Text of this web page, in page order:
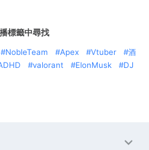
標籤中尋找
NobleTeam Apex Vtuber
酒
valorant ElonMusk
DJ